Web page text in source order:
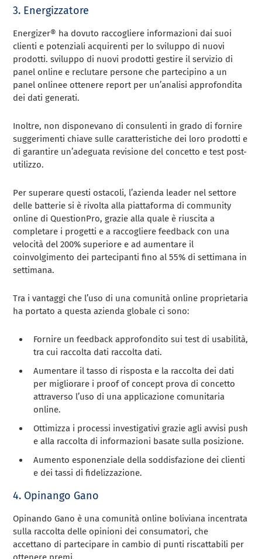
3. Energizzatore
Energizer® ha dovuto raccogliere informazioni dai suoi
clienti e potenziali acquirenti per lo sviluppo di nuovi
prodotti. sviluppo di nuovi prodotti gestire il servizio di
panel online e reclutare persone che partecipino a un
panel onlinee ottenere report per un’analisi approfondita
dei dati generati.
Inoltre, non disponevano di consulenti in grado di fornire
suggerimenti chiave sulle caratteristiche dei loro prodotti e
di garantire un’adeguata revisione del concetto e test post-
utilizzo.
Per superare questi ostacoli, l’azienda leader nel settore
delle batterie si è rivolta alla piattaforma di community
online di QuestionPro, grazie alla quale è riuscita a
completare i progetti e a raccogliere feedback con una
velocità del 200% superiore e ad aumentare il
coinvolgimento dei partecipanti fino al 55% di settimana in
settimana.
Tra i vantaggi che l’uso di una comunità online proprietaria
ha portato a questa azienda globale ci sono:
Fornire un feedback approfondito sui test di usabilità,
tra cui raccolta dati raccolta dati.
Aumentare il tasso di risposta e la raccolta dei dati
per migliorare i proof of concept prova di concetto
attraverso l’uso di una applicazione comunitaria
online.
Ottimizza i processi investigativi grazie agli avvisi push
e alla raccolta di informazioni basate sulla posizione.
Aumento esponenziale della soddisfazione dei clienti
e dei tassi di fidelizzazione.
4. Opinango Gano
Opinando Gano è una comunità online boliviana incentrata
sulla raccolta delle opinioni dei consumatori, che
accettano di partecipare in cambio di punti riscattabili per